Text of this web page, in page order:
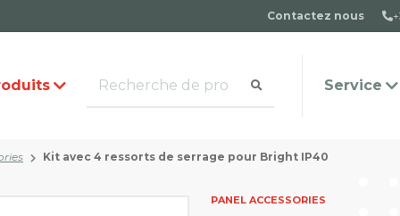
Contactez nous
Service
Questions fréquemment
Contact
Kit avec 4 ressorts de serrage pour Bright IP40
PANEL ACCESSORIES